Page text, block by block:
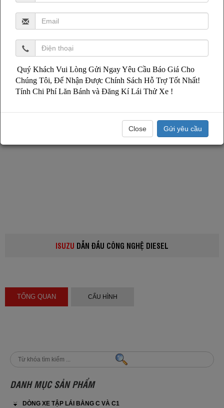
ISUZU DẪN ĐẦU CÔNG NGHỆ DIESEL
Quý Khách Vui Lòng Gửi Ngay Yêu Cầu Báo Giá Cho
Chúng Tôi, Để Nhận Được Chính Sách Hỗ Trợ Tốt Nhất!
Tính Chi Phí Lăn Bánh và Đăng Kí Lái Thử Xe !
Close Gửi yêu cầu
TỔNG QUAN CẤU HÌNH
DANH MỤC SẢN PHẨM
DÒNG XE TẬP LÁI BẰNG C VÀ C1